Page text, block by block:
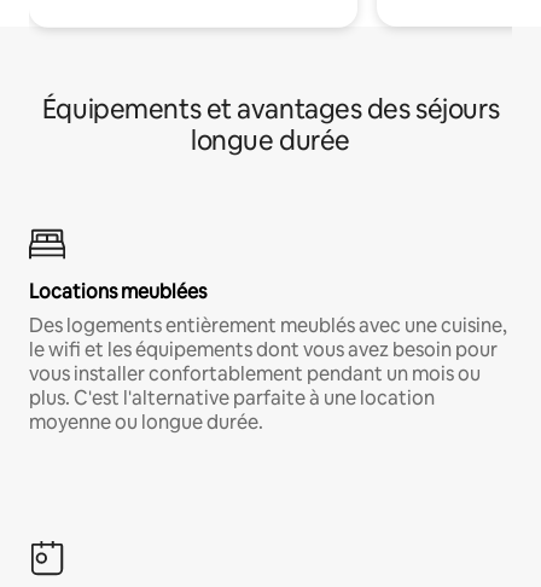
Équipements et avantages des séjours
longue durée
Locations meublées
Des logements entièrement meublés avec une cuisine,
le wifi et les équipements dont vous avez besoin pour
vous installer confortablement pendant un mois ou
plus. C'est l'alternative parfaite à une location
moyenne ou longue durée.